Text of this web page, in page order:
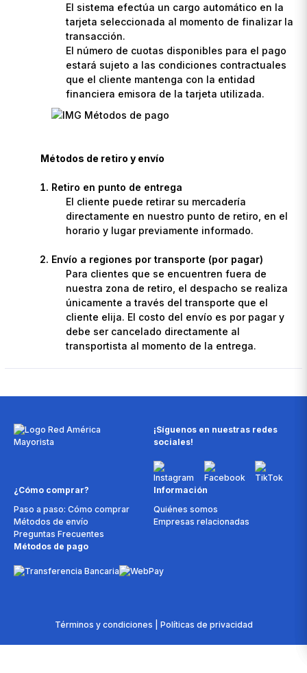
El sistema efectúa un cargo automático en la
tarjeta seleccionada al momento de finalizar la
transacción.
El número de cuotas disponibles para el pago
estará sujeto a las condiciones contractuales
que el cliente mantenga con la entidad
financiera emisora de la tarjeta utilizada.
Métodos de retiro y envío
Retiro en punto de entrega
El cliente puede retirar su mercadería
directamente en nuestro punto de retiro, en el
horario y lugar previamente informado.
Envío a regiones por transporte (por pagar)
Para clientes que se encuentren fuera de
nuestra zona de retiro, el despacho se realiza
únicamente a través del transporte que el
cliente elija. El costo del envío es por pagar y
debe ser cancelado directamente al
transportista al momento de la entrega.
¡Síguenos en nuestras redes
sociales!
¿Cómo comprar?
Paso a paso: Cómo comprar
Métodos de envío
Preguntas Frecuentes
Información
Quiénes somos
Empresas relacionadas
Métodos de pago
Términos y condiciones | Políticas de privacidad